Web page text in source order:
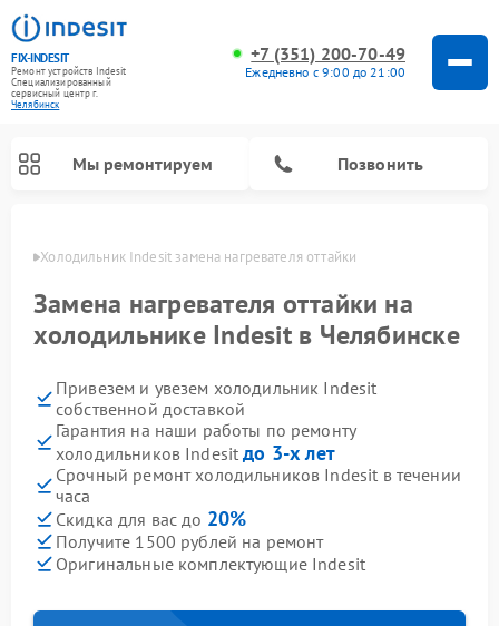
FIX-INDESIT
Ремонт устройств Indesit
Специализированный
cервисный центр г.
Челябинск
+7 (351) 200-70-49
Ежедневно с 9:00 до 21:00
Мы ремонтируем Позвонить
Холодильник Indesit замена нагревателя оттайки
Замена нагревателя оттайки на
холодильнике Indesit в Челябинске
Привезем и увезем холодильник Indesit
собственной доставкой
Гарантия на наши работы по ремонту
холодильников Indesitдо 3-х лет
Срочный ремонт холодильников Indesit в течении
часа
Скидка для вас до 20%
Получите 1500 рублей на ремонт
Оригинальные комплектующие Indesit